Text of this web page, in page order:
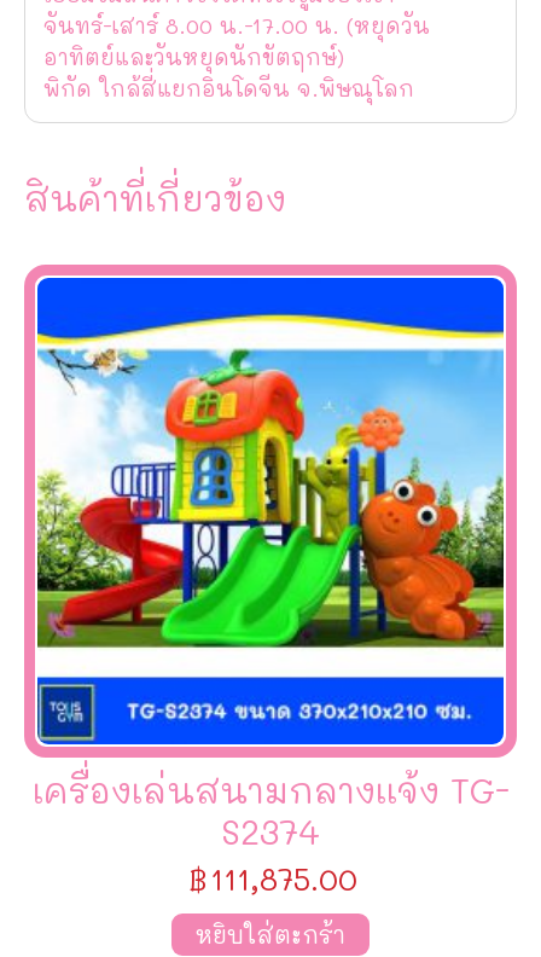
จันทร์-เสาร์ 8.00 น.-17.00 น. (หยุดวัน
อาทิตย์และวันหยุดนักขัตฤกษ์)
พิกัด ใกล้สี่แยกอินโดจีน จ.พิษณุโลก
สินค้าที่เกี่ยวข้อง
เครื่องเล่นสนามกลางเเจ้ง TG-
S2374
฿111,875.00
หยิบใส่ตะกร้า